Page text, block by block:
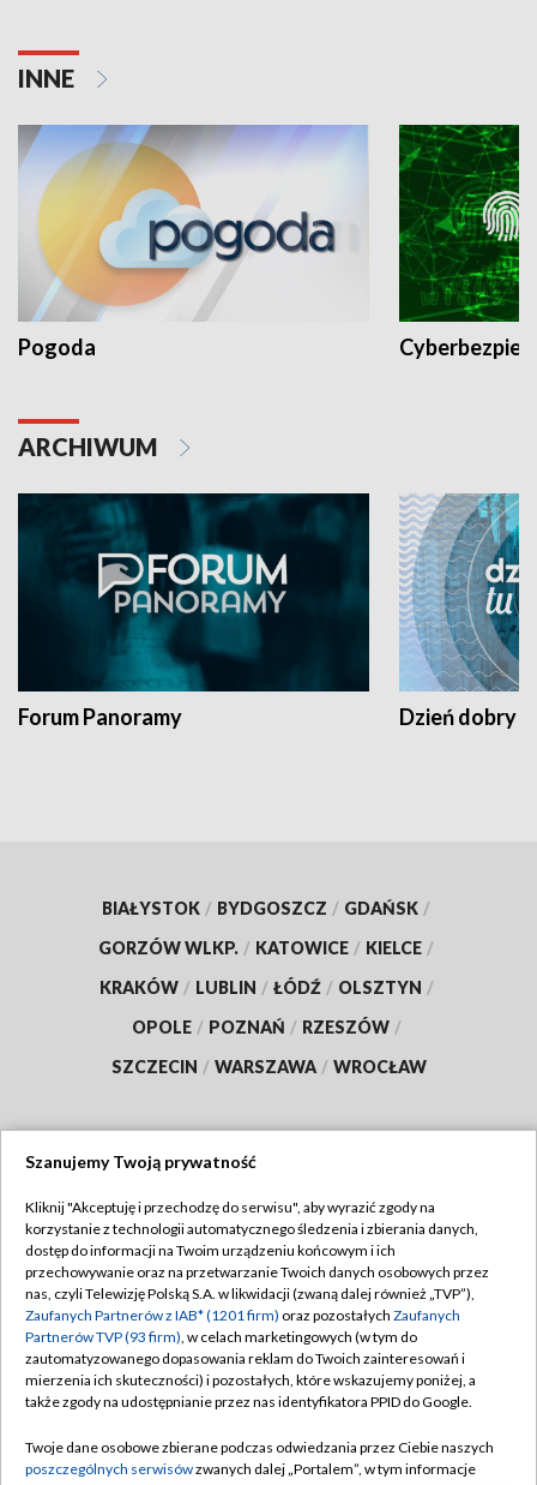
INNE
Pogoda
ARCHIWUM
Forum Panoramy Dzień dobry
BIAŁYSTOK / BYDGOSZCZ / GDAŃSK /
GORZÓW WLKP. / KATOWICE / KIELCE /
KRAKÓW / LUBLIN / ŁÓDŹ / OLSZTYN /
OPOLE / POZNAŃ / RZESZÓW /
SZCZECIN / WARSZAWA / WROCŁAW
TVP
Abonament TVP
Emisja w TVP
Centrum informacji TVP
Naziemna Telewizja Cyfrowa
Rada Programowa
Regulamin TVP
Polityka prywatności
Moje zgody
Pomoc
Kontakt
Szanujemy Twoją prywatność
Kliknij "Akceptuję i przechodzę do serwisu", aby wyrazić zgody na
korzystanie z technologii automatycznego śledzenia i zbierania danych,
dostęp do informacji na Twoim urządzeniu końcowym i ich
przechowywanie oraz na przetwarzanie Twoich danych osobowych przez
nas, czyli Telewizję Polską S.A. w likwidacji (zwaną dalej również „TVP”),
Zaufanych Partnerów z IAB* (1201 firm) oraz pozostałych Zaufanych
Partnerów TVP (93 firm), w celach marketingowych (w tym do
zautomatyzowanego dopasowania reklam do Twoich zainteresowań i
mierzenia ich skuteczności) i pozostałych, które wskazujemy poniżej, a
także zgody na udostępnianie przez nas identyfikatora PPID do Google.
Twoje dane osobowe zbierane podczas odwiedzania przez Ciebie naszych
poszczególnych serwisówzwanych dalej „Portalem”, w tym informacje